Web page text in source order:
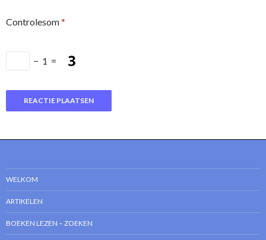
Controlesom*
− 1 =
WELKOM
ARTIKELEN
BOEKEN LEZEN – ZOEKEN